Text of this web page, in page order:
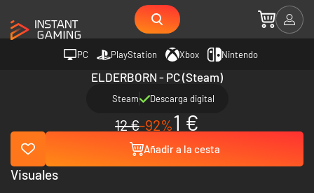
PC PlayStation Xbox Nintendo
ELDERBORN - PC (Steam)
Steam Descarga digital
12 €-92%1 €
Añadir a la cesta
Visuales